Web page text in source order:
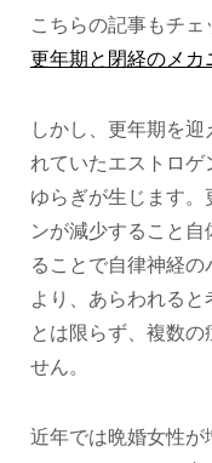
こちらの記事もチェ
更年期と閉経のメカ
しかし、更年期を
れていたエストロゲ
ゆらぎが生じます
ンが減少すること
ることで自律神経
より、あらわれる
とは限らず、複数の
せん。
近年では晩婚女性が